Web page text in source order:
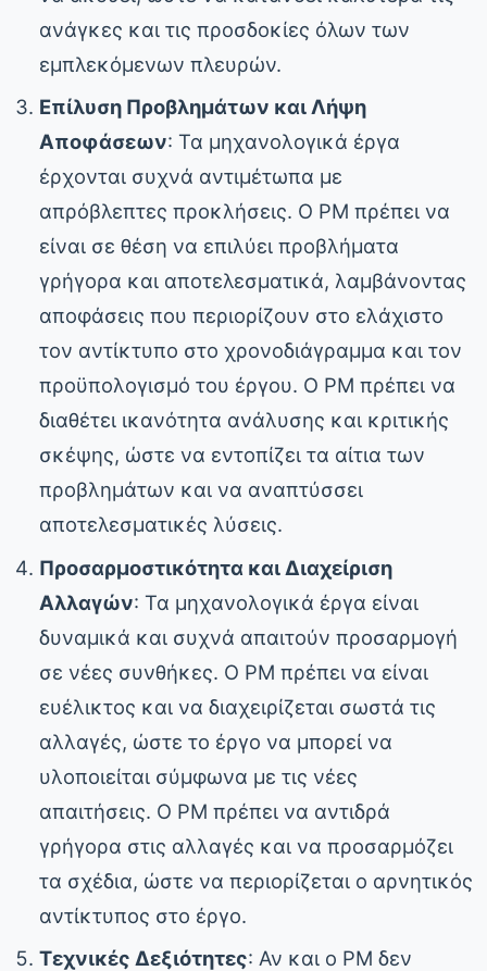
ανάγκες και τις προσδοκίες όλων των
εμπλεκόμενων πλευρών.
Επίλυση Προβλημάτων και Λήψη
Αποφάσεων: Τα μηχανολογικά έργα
έρχονται συχνά αντιμέτωπα με
απρόβλεπτες προκλήσεις. Ο PM πρέπει να
είναι σε θέση να επιλύει προβλήματα
γρήγορα και αποτελεσματικά, λαμβάνοντας
αποφάσεις που περιορίζουν στο ελάχιστο
τον αντίκτυπο στο χρονοδιάγραμμα και τον
προϋπολογισμό του έργου. Ο PM πρέπει να
διαθέτει ικανότητα ανάλυσης και κριτικής
σκέψης, ώστε να εντοπίζει τα αίτια των
προβλημάτων και να αναπτύσσει
αποτελεσματικές λύσεις.
Προσαρμοστικότητα και Διαχείριση
Αλλαγών: Τα μηχανολογικά έργα είναι
δυναμικά και συχνά απαιτούν προσαρμογή
σε νέες συνθήκες. Ο PM πρέπει να είναι
ευέλικτος και να διαχειρίζεται σωστά τις
αλλαγές, ώστε το έργο να μπορεί να
υλοποιείται σύμφωνα με τις νέες
απαιτήσεις. Ο PM πρέπει να αντιδρά
γρήγορα στις αλλαγές και να προσαρμόζει
τα σχέδια, ώστε να περιορίζεται ο αρνητικός
αντίκτυπος στο έργο.
Τεχνικές Δεξιότητες: Αν και ο PM δεν